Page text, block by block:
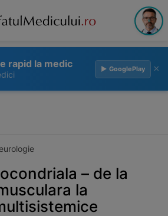
rapid la medic ▶ GooglePlay ×
– de la
la